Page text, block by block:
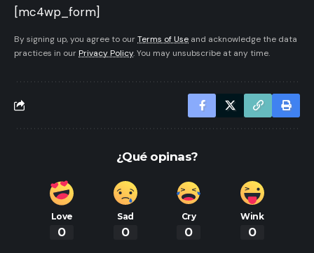
[mc4wp_form]
By signing up, you agree to ourTerms of Use and acknowledge the data
practices in our Privacy Policy. You may unsubscribe at any time.
¿Qué opinas?
Love
0
Sad
0
Cry
0
Wink
0